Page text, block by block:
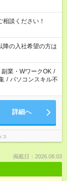
談ください！
の入社希望の方は
副業・WワークOK /
/ パソコンスキル不
詳細へ
ス
掲載日：2026.08.03